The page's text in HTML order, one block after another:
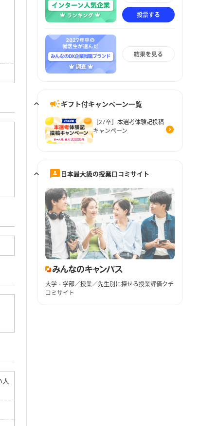
人
投票する
結果を見る
ギフト付キャンペーン一覧
［27卒］本選考体験記投稿
キャンペーン
日本最大級の授業口コミサイト
大学・学部／授業／先生別に探せる授業評価クチ
コミサイト